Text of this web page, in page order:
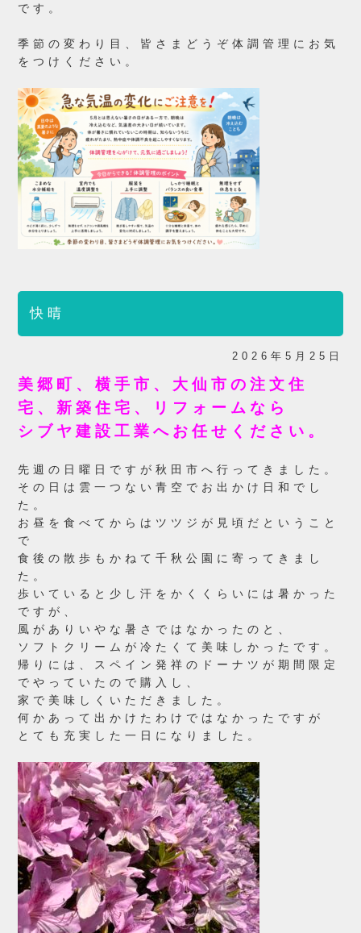
です。
季節の変わり目、皆さまどうぞ体調管理にお気
をつけください。
快晴
2026年5月25日
美郷町、横手市、大仙市の注文住
宅、新築住宅、リフォームなら
シブヤ建設工業へお任せください。
先週の日曜日ですが秋田市へ行ってきました。
その日は雲一つない青空でお出かけ日和でし
た。
お昼を食べてからはツツジが見頃だということ
で
食後の散歩もかねて千秋公園に寄ってきまし
た。
歩いていると少し汗をかくくらいには暑かった
ですが、
風がありいやな暑さではなかったのと、
ソフトクリームが冷たくて美味しかったです。
帰りには、スペイン発祥のドーナツが期間限定
でやっていたので購入し、
家で美味しくいただきました。
何かあって出かけたわけではなかったですが
とても充実した一日になりました。